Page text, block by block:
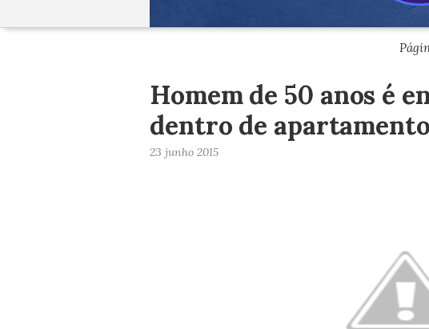
Homem de 50 anos é
dentro de
23 junho 2015